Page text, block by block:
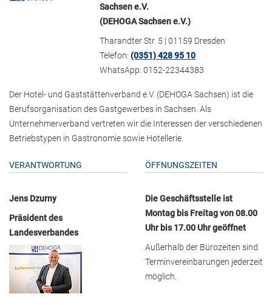
Sachsen e.V.
(DEHOGA Sachsen e.V.)
Tharandter Str. 5 | 01159 Dresden
Telefon:(0351) 428 95 10
WhatsApp: 0152-22344383
Der Hotel- und Gaststättenverband e.V. (DEHOGA Sachsen) ist die
Berufsorganisation des Gastgewerbes in Sachsen. Als
Unternehmerverband vertreten wir die Interessen der verschiedenen
Betriebstypen in Gastronomie sowie Hotellerie.
VERANTWORTUNG
Jens Dzurny
Präsident des
Landesverbandes
ÖFFNUNGSZEITEN
Die Geschäftsstelle ist
Montag bis Freitag von 08.00
Uhr bis 17.00 Uhr geöffnet
Außerhalb der Bürozeiten sind
Terminvereinbarungen jederzeit
möglich.